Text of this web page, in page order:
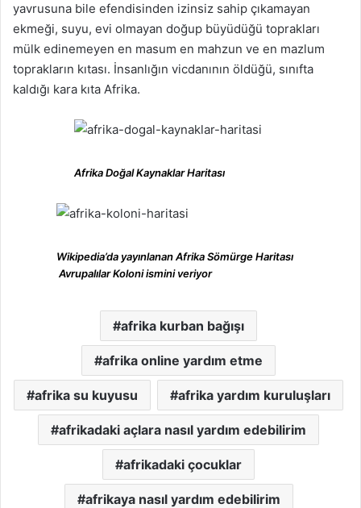
yavrusuna bile efendisinden izinsiz sahip çıkamayan
ekmeği, suyu, evi olmayan doğup büyüdüğü toprakları
mülk edinemeyen en masum en mahzun ve en mazlum
toprakların kıtası. İnsanlığın vicdanının öldüğü, sınıfta
kaldığı kara kıta Afrika.
Afrika Doğal Kaynaklar Haritası
Wikipedia’da yayınlanan Afrika Sömürge Haritası
Avrupalılar Koloni ismini veriyor
afrika kurban bağışı
afrika online yardım etme
afrika su kuyusu afrika yardım kuruluşları
afrikadaki açlara nasıl yardım edebilirim
afrikadaki çocuklar
afrikaya nasıl yardım edebilirim